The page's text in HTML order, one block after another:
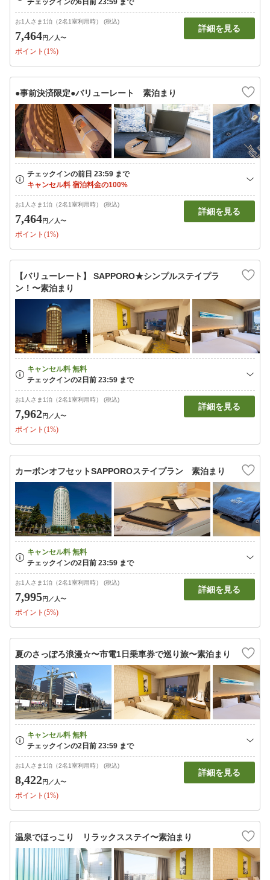
お1人さま1泊（2名1室利用時） (税込)
7,464円 ／人〜
ポイント(1%)
詳細を見る
●事前決済限定●バリューレート 素泊まり
お1人さま1泊（2名1室利用時） (税込)
7,464円 ／人〜
ポイント(1%)
詳細を見る
【バリューレート】 SAPPORO★シンプルステイプラ
ン！〜素泊まり
お1人さま1泊（2名1室利用時） (税込)
7,962円 ／人〜
ポイント(1%)
詳細を見る
カーボンオフセットSAPPOROステイプラン 素泊まり
お1人さま1泊（2名1室利用時） (税込)
7,995円 ／人〜
ポイント(5%)
詳細を見る
夏のさっぽろ浪漫☆〜市電1日乗車券で巡り旅〜素泊まり
お1人さま1泊（2名1室利用時） (税込)
8,422円 ／人〜
ポイント(1%)
詳細を見る
温泉でほっこり リラックスステイ〜素泊まり